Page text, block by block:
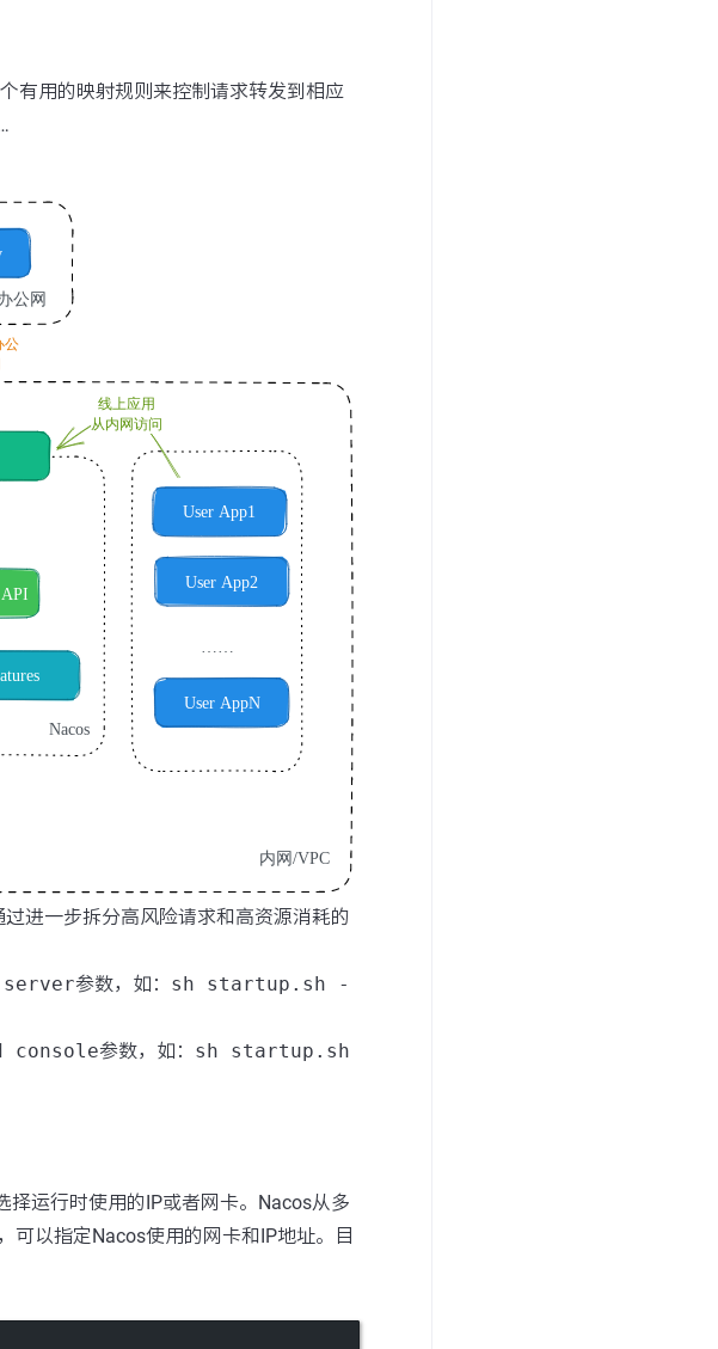
有用的映射规则来控制请求转发到相应
进一步拆分高风险请求和高资源消耗的
参数，如： sh startup.sh -
console参数，如： sh startup.sh
运行时使用的IP或者网卡。Nacos从多
可以指定Nacos使用的网卡和IP地址。目